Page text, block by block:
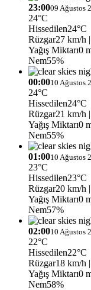
23:0009 Ağustos
24°C
Hissedilen24°C
Rüzgar27 km/h
Yağış Miktarı0
Nem55%
00:0010 Ağustos
24°C
Hissedilen24°C
Rüzgar21 km/h
Yağış Miktarı0
Nem55%
01:0010 Ağustos
23°C
Hissedilen23°C
Rüzgar20 km/h
Yağış Miktarı0
Nem57%
02:0010 Ağustos
22°C
Hissedilen22°C
Rüzgar18 km/h
Yağış Miktarı0
Nem58%